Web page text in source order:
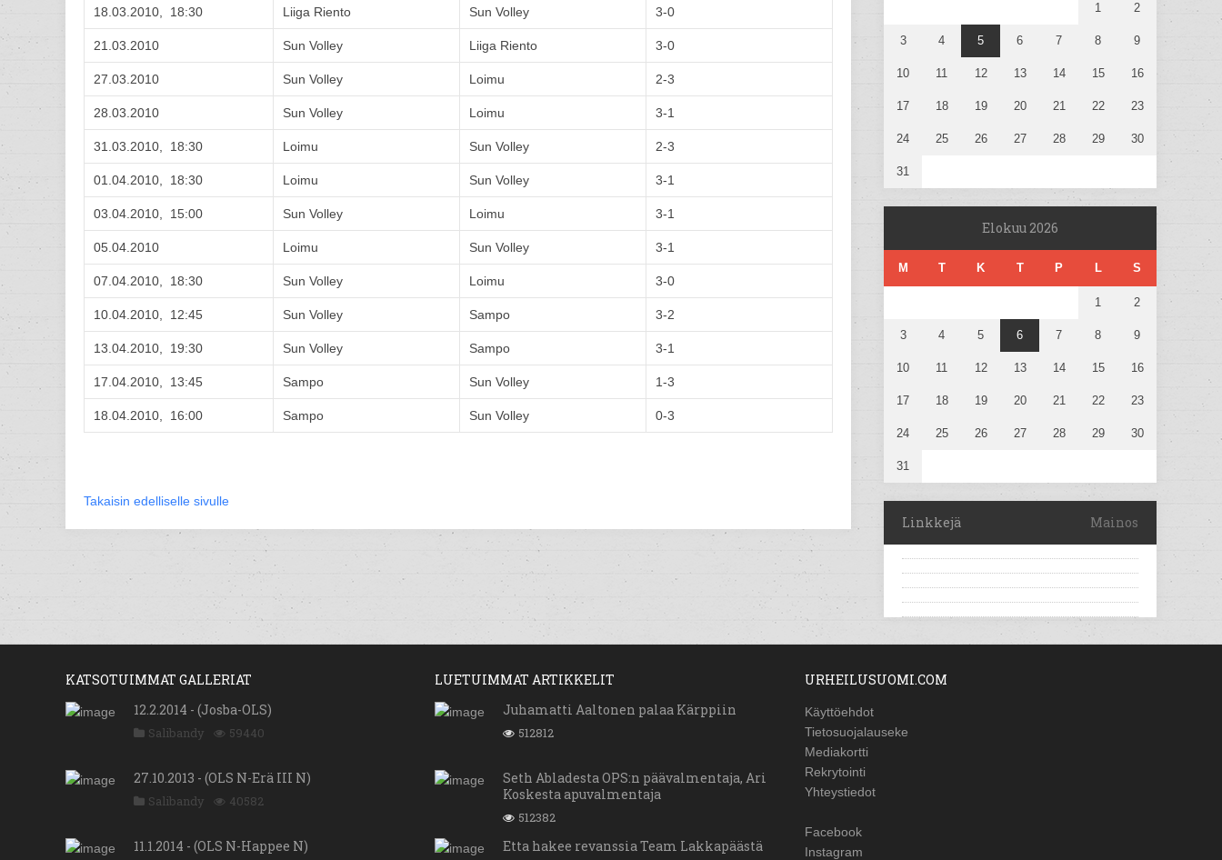
18.03.2010, 18:30 Liiga Riento Sun Volley 3-0
21.03.2010 Sun Volley Liiga Riento 3-0
27.03.2010 Sun Volley Loimu 2-3
28.03.2010 Sun Volley Loimu 3-1
31.03.2010, 18:30 Loimu Sun Volley 2-3
01.04.2010, 18:30 Loimu Sun Volley 3-1
03.04.2010, 15:00 Sun Volley Loimu 3-1
05.04.2010 Loimu Sun Volley 3-1
07.04.2010, 18:30 Sun Volley Loimu 3-0
10.04.2010, 12:45 Sun Volley Sampo 3-2
13.04.2010, 19:30 Sun Volley Sampo 3-1
17.04.2010, 13:45 Sampo Sun Volley 1-3
18.04.2010, 16:00 Sampo Sun Volley 0-3
Takaisin edelliselle sivulle
1 2
3 4 5 6 7 8 9
10 11 12 13 14 15 16
17 18 19 20 21 22 23
24 25 26 27 28 29 30
31
Elokuu 2026
M T K T P L S
1 2
3 4 5 6 7 8 9
10 11 12 13 14 15 16
17 18 19 20 21 22 23
24 25 26 27 28 29 30
31
Linkkejä Mainos
KATSOTUIMMAT GALLERIAT
12.2.2014 - (Josba-OLS)
Salibandy 59440
27.10.2013 - (OLS N-Erä III N)
Salibandy 40582
11.1.2014 - (OLS N-Happee N)
LUETUIMMAT ARTIKKELIT
Juhamatti Aaltonen palaa Kärppiin
512812
Seth Abladesta OPS:n päävalmentaja, Ari
Koskesta apuvalmentaja
512382
Etta hakee revanssia Team Lakkapäästä
URHEILUSUOMI.COM
Käyttöehdot
Tietosuojalauseke
Mediakortti
Rekrytointi
Yhteystiedot
Facebook
Instagram